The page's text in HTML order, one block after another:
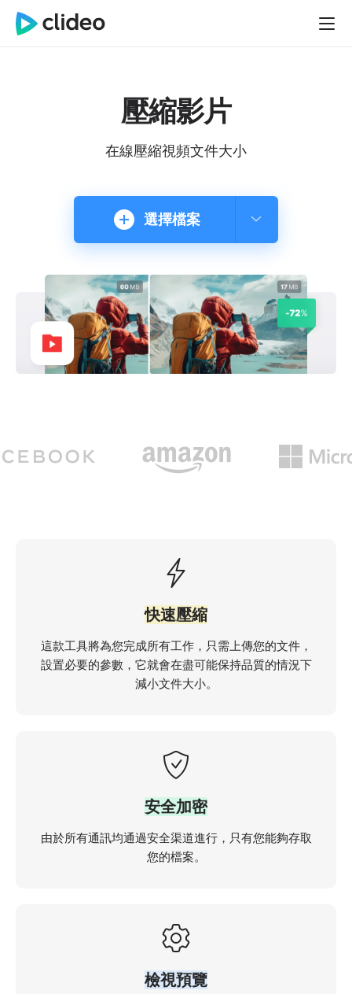
壓縮影片
在線壓縮視頻文件大小
選擇檔案
快速壓縮
這款工具將為您完成所有工作，只需上傳您的文件，
設置必要的參數，它就會在盡可能保持品質的情況下
減小文件大小。
安全加密
由於所有通訊均通過安全渠道進行，只有您能夠存取
您的檔案。
檢視預覽